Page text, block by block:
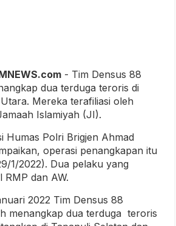
- Tim Densus 88
dua terduga teroris di
Mereka terafiliasi oleh
Islamiyah (JI).
Humas Polri Brigjen Ahmad
operasi penangkapan itu
1/2022). Dua pelaku yang
RMP dan AW.
2022 Tim Densus 88
menangkap dua terduga teroris